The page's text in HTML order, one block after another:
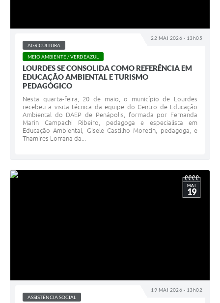
Legislação
Ouvidoria Municipal
Nota Fiscal Eletrônica
e-SIC
22 MAI 2026 - 13h05
AGRICULTURA
MEIO AMBIENTE / VERDEAZUL
LOURDES SE CONSOLIDA COMO REFERÊNCIA EM
EDUCAÇÃO AMBIENTAL E TURISMO
PEDAGÓGICO
Nesta quarta-feira, 20 de maio, o município de Lourdes
recebeu a visita técnica da equipe do Centro de Educação
Ambiental do DAEP de Penápolis, formada por Fernanda
Marin Campachi Ribeiro, pedagoga e especialista em
Educação Ambiental, Gisele Castilho Moretin, pedagoga, e
Thamires Lorrana da...
19 MAI 2026 - 13h02
MAI
19
ASSISTÊNCIA SOCIAL